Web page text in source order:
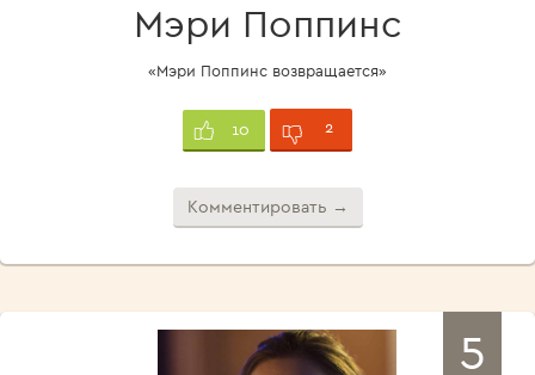
Мэри Поппинс
«Мэри Поппинс возвращается»
10 2
Комментировать →
5